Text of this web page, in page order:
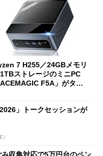
7 H255／24GBメモリ
ストレージのミニPC
ACEMAGIC F5A」がタイ
」トークセッションが
収集対応で5万円台のペン